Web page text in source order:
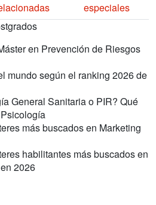
especiales
en Prevención de Riesgos
mundo según el ranking 2026 de
General Sanitaria o PIR? Qué
más buscados en Marketing
habilitantes más buscados en
2026